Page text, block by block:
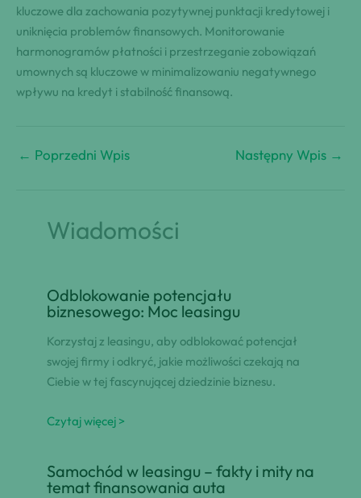
kluczowe dla zachowania pozytywnej punktacji kredytowej i
uniknięcia problemów finansowych. Monitorowanie
harmonogramów płatności i przestrzeganie zobowiązań
umownych są kluczowe w minimalizowaniu negatywnego
wpływu na kredyt i stabilność finansową.
← Poprzedni Wpis Następny Wpis →
Wiadomości
Odblokowanie potencjału
biznesowego: Moc leasingu
Korzystaj z leasingu, aby odblokować potencjał
swojej firmy i odkryć, jakie możliwości czekają na
Ciebie w tej fascynującej dziedzinie biznesu.
Czytaj więcej >
Samochód w leasingu – fakty i mity na
temat finansowania auta